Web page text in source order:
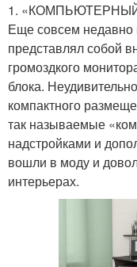
1.
Еще совсем
представлял собой
громоздкого
блока.
компактного
так называемые
надстройками и
вошли в моду и
интерьерах.